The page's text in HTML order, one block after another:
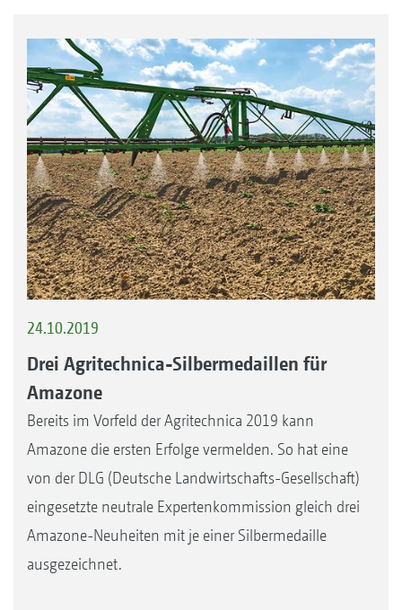
24.10.2019
Drei Agritechnica-Silbermedaillen für
Amazone
Bereits im Vorfeld der Agritechnica 2019 kann
Amazone die ersten Erfolge vermelden. So hat eine
von der DLG (Deutsche Landwirtschafts-Gesellschaft)
eingesetzte neutrale Expertenkommission gleich drei
Amazone-Neuheiten mit je einer Silbermedaille
ausgezeichnet.